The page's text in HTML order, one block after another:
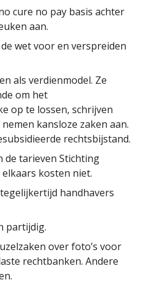
cure no pay basis achter
aan.
wet voor en verspreiden
als verdienmodel. Ze
om het
op te lossen, schrijven
kansloze zaken aan.
rechtsbijstand.
de tarieven Stichting
kosten niet.
handhavers
partijdig.
over foto’s voor
rechtbanken. Andere